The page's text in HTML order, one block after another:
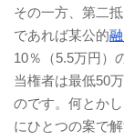
その一方、第二
であれば某公的
10％（5.5万円）
当権者は最低50
のです。何とか
にひとつの案で